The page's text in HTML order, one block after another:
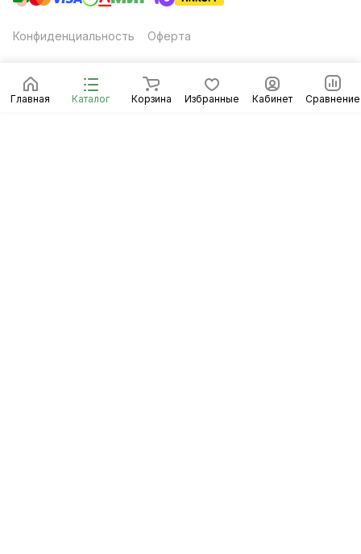
Главная Каталог Корзина Избранные Кабинет Сравнение
Конфиденциальность Оферта